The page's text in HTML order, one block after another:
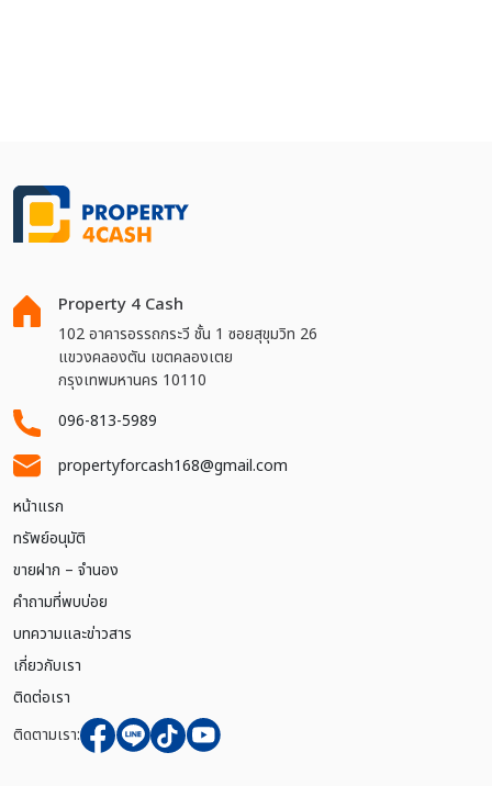
Property 4 Cash
102 อาคารอรรถกระวี ชั้น 1 ซอยสุขุมวิท 26
แขวงคลองตัน เขตคลองเตย
กรุงเทพมหานคร 10110
096-813-5989
propertyforcash168@gmail.com
หน้าแรก
ทรัพย์อนุมัติ
ขายฝาก – จำนอง
คำถามที่พบบ่อย
บทความและข่าวสาร
เกี่ยวกับเรา
ติดต่อเรา
ติดตามเรา: